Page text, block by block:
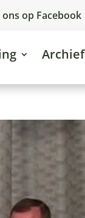
ons op Facebook
Archief